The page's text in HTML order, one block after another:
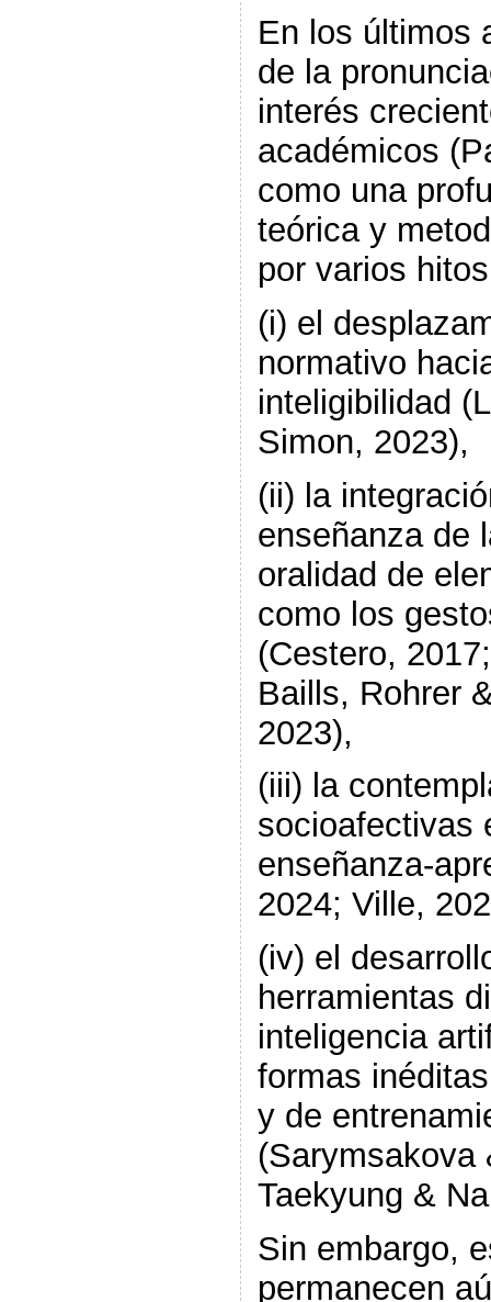
En los últimos
de la
interés
académicos
como una
teórica y
por varios
(i) el
normativo
inteligibilidad
Simon, 2023),
(ii) la
enseñanza de
oralidad de
como los
(Cestero,
Baills, Rohrer
2023),
(iii) la
socioafectivas
enseñanza-
2024; Ville,
(iv) el
herramientas
inteligencia
formas
y de
(Sarymsakova
Taekyung &
Sin embargo,
permanecen